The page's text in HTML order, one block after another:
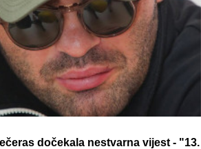
dočekala nestvarna vijest - "13.